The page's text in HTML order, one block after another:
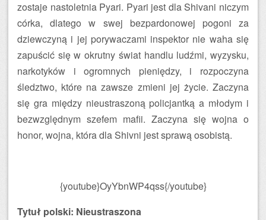
zostaje nastoletnia Pyari. Pyari jest dla Shivani niczym
córka, dlatego w swej bezpardonowej pogoni za
dziewczyną i jej porywaczami inspektor nie waha się
zapuścić się w okrutny świat handlu ludźmi, wyzysku,
narkotyków i ogromnych pieniędzy, i rozpoczyna
śledztwo, które na zawsze zmieni jej życie. Zaczyna
się gra między nieustraszoną policjantką a młodym i
bezwzględnym szefem mafii. Zaczyna się wojna o
honor, wojna, która dla Shivni jest sprawą osobistą.
{youtube}OyYbnWP4qss{/youtube}
Tytuł polski: Nieustraszona